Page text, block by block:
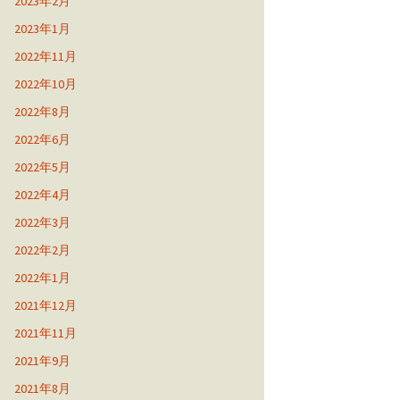
2023年1月
2022年11月
2022年10月
2022年8月
2022年6月
2022年5月
2022年4月
2022年3月
2022年2月
2022年1月
2021年12月
2021年11月
2021年9月
2021年8月